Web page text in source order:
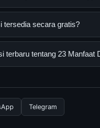
digital yang
tersedia secara gratis?
diakses secara gratis
terbaru tentang 23 Manfaat
Telegram